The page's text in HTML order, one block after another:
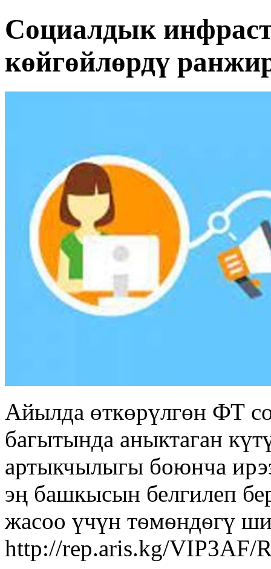
Социалдык
көйгөйлөрдү
Айылда өткөрүлгөн ФТ
багытында аныктаган
артыкчылыгы боюнча
эң башкысын белгилеп
жасоо үчүн тѳмѳндѳгү
http://rep.aris.kg/VIP3AF/